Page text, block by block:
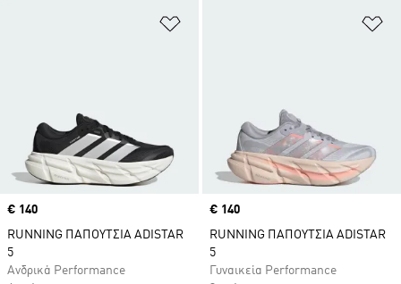
Προσθήκη στη Λίστα Επιθυμιών
Price
€ 140
RUNNING ΠΑΠΟΥΤΣΙΑ ADISTAR
5
Ανδρικά Performance
Price
€ 140
RUNNING ΠΑΠΟΥΤΣΙΑ ADISTAR
5
Γυναικεία Performance